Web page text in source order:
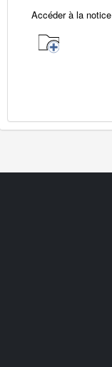
Accéder à la notice